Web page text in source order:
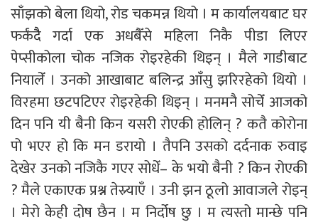
साँझको बेला थियो, रोड चकमन्न थियो । म कार्यालयबाट घर
फर्कंदैै गर्दा एक अधबैँसे महिला निकै पीडा लिएर
पेप्सीकोला चोक नजिक रोइरहेकी थिइन् । मैले गाडीबाट
नियालेँ । उनको आखाबाट बलिन्द्र आँसु झरिरहेको थियो ।
विरहमा छटपटिएर रोइरहेकी थिइन् । मनमनै सोचेँ आजको
दिन पनि यी बैनी किन यसरी रोएकी होलिन् ? कतै कोरोना
पो भएर हो कि मन डरायो । तैपनि उसको दर्दनाक रुवाइ
देखेर उनको नजिकै गएर सोधेँ– के भयो बैनी ? किन रोएकी
? मैले एकाएक प्रश्न तेस्र्याएँ । उनी झन ठूलो आवाजले रोइन्
। मेरो केही दोष छैन । म निर्दोष छु । म त्यस्तो मान्छे पनि